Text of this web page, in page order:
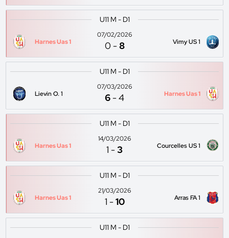
U11 M - D1
Harnes Uas 1
07/02/2026
0 -8 Vimy US 1
U11 M - D1
Lievin O. 1
07/03/2026
6 -4 Harnes Uas 1
U11 M - D1
Harnes Uas 1
14/03/2026
1 -3 Courcelles US 1
U11 M - D1
Harnes Uas 1
21/03/2026
1 -10 Arras FA 1
U11 M - D1